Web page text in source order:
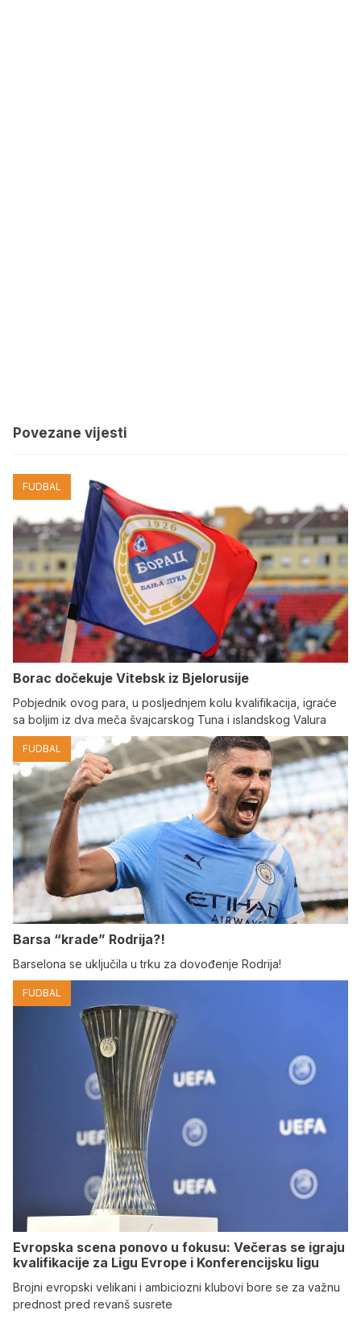
Povezane vijesti
FUDBAL
Borac dočekuje Vitebsk iz Bjelorusije
Pobjednik ovog para, u posljednjem kolu kvalifikacija, igraće
sa boljim iz dva meča švajcarskog Tuna i islandskog Valura
FUDBAL
Barsa “krade” Rodrija?!
Barselona se uključila u trku za dovođenje Rodrija!
FUDBAL
Evropska scena ponovo u fokusu: Večeras se igraju
kvalifikacije za Ligu Evrope i Konferencijsku ligu
Brojni evropski velikani i ambiciozni klubovi bore se za važnu
prednost pred revanš susrete